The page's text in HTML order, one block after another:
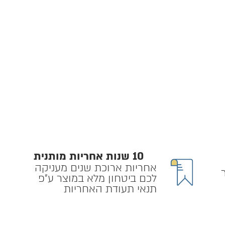
10 שנות אחריות מותנית
אחריות ארוכת שנים מעניקה
לכם ביטחון מלא במוצר ע״פ
תנאי תעודת האחריות